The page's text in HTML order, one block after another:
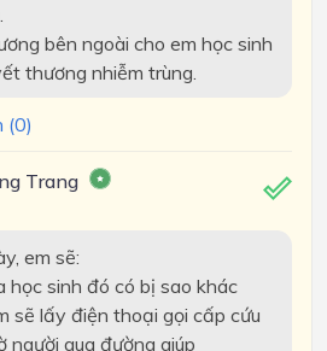
bên ngoài cho em học sinh
thương nhiễm trùng.
(0)
Trang
em sẽ:
học sinh đó có bị sao khác
sẽ lấy điện thoại gọi cấp cứu
người qua đường giúp